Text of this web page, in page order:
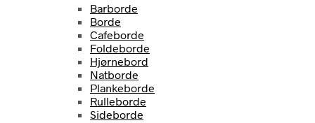
Barborde
Borde
Cafeborde
Foldeborde
Hjørnebord
Natborde
Plankeborde
Rulleborde
Sideborde